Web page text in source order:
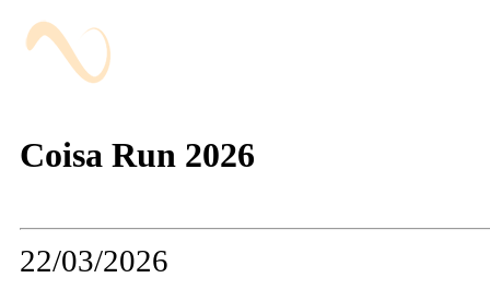
Coisa Run 2026
22/03/2026